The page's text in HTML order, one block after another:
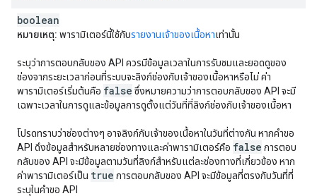
boolean
หมายเหตุ: พารามิเตอร์นี้ใช้กับรายงานเจ้าของเนื้อหาเท่านั้น
ระบุว่าการตอบกลับของ API ควรมีข้อมูลเวลาในการรับชมและยอดดูของ
ช่องจากระยะเวลาก่อนที่ระบบจะลิงก์ช่องกับเจ้าของเนื้อหาหรือไม่ ค่า
พารามิเตอร์เริ่มต้นคือ false ซึ่งหมายความว่าการตอบกลับของ API จะมี
เฉพาะเวลาในการดูและข้อมูลการดูตั้งแต่วันที่ที่ลิงก์ช่องกับเจ้าของเนื้อหา
โปรดทราบว่าช่องต่างๆ อาจลิงก์กับเจ้าของเนื้อหาในวันที่ต่างกัน หากคำขอ
API ดึงข้อมูลสำหรับหลายช่องทางและค่าพารามิเตอร์คือ false การตอบ
กลับของ API จะมีข้อมูลตามวันที่ลิงก์สำหรับแต่ละช่องทางที่เกี่ยวข้อง หาก
ค่าพารามิเตอร์เป็น true การตอบกลับของ API จะมีข้อมูลที่ตรงกับวันที่ที่
ระบุในคำขอ API